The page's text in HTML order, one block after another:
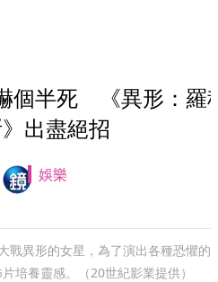
個半死 《異形：羅
出盡絕招
娛樂
戰異形的女星，為了演出各種恐懼的
培養靈感。（20世紀影業提供）